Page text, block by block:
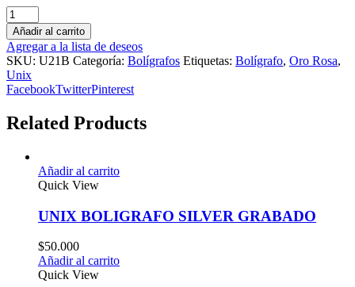
Añadir al carrito
Agregar a la lista de deseos
SKU: U21B Categoría: Bolígrafos Etiquetas: Bolígrafo, Oro Rosa,
Unix
FacebookTwitterPinterest
Related Products
Añadir al carrito
Quick View
UNIX BOLIGRAFO SILVER GRABADO
$50.000
Añadir al carrito
Quick View